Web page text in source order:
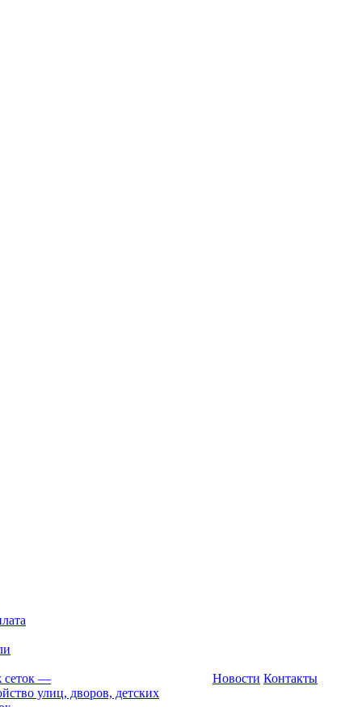
—
улиц, дворов, детских
Новости Контакты